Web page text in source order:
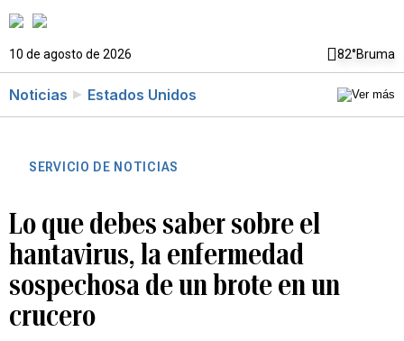
10 de agosto de 2026 82°Bruma
Noticias Estados Unidos
SERVICIO DE NOTICIAS
Lo que debes saber sobre el
hantavirus, la enfermedad
sospechosa de un brote en un
crucero